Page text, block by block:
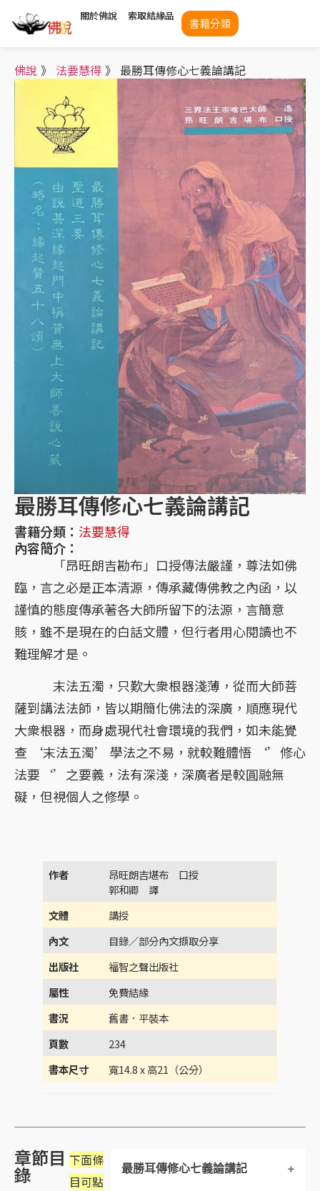
關於佛說 索取結緣品
書籍分類
佛說 》 法要慧得 》 最勝耳傳修心七義論講記
最勝耳傳修心七義論講記
書籍分類： 法要慧得
內容簡介：
「昂旺朗吉勘布」口授傳法嚴謹，尊法如佛
臨，言之必是正本清源，傳承藏傳佛教之內函，以
謹慎的態度傳承著各大師所留下的法源，言簡意
賅，雖不是現在的白話文體，但行者用心閱讀也不
難理解才是。
末法五濁，只歎大衆根器淺薄，從而大師菩
薩到講法法師，皆以期簡化佛法的深廣，順應現代
大衆根器，而身處現代社會環境的我們，如未能覺
查 ‘末法五濁’ 學法之不易，就較難體悟 ‘’修心
法要‘’之要義，法有深淺，深廣者是較圓融無
礙，但視個人之修學。
作者 昂旺朗吉堪布 口授
郭和卿 譯
文體 講授
內文 目錄／部分內文擷取分享
出版社 福智之聲出版社
屬性 免費結緣
書況 舊書．平裝本
頁數 234
書本尺寸寬14.8 x 高21（公分）
章節目
錄
下面條
目可點
最勝耳傳修心七義論講記